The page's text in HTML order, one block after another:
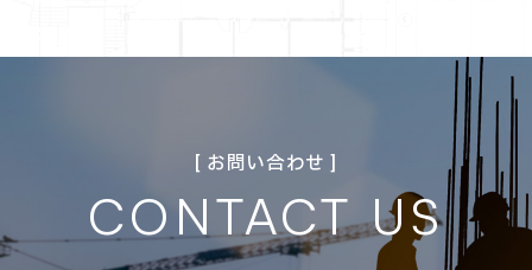
[ お問い合わせ ]
CONTACT US